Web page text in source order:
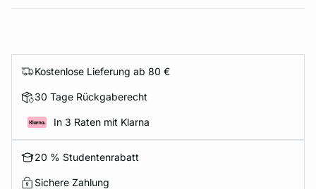
Kostenlose Lieferung ab 80 €
30 Tage Rückgaberecht
In 3 Raten mit Klarna
20 % Studentenrabatt
Sichere Zahlung